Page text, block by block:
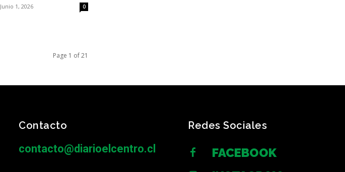
Junio 1, 2026 0
Page 1 of 21
Contacto
contacto@diarioelcentro.cl
Redes Sociales
FACEBOOK